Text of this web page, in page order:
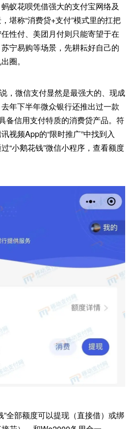
蚁花呗凭借强大的支付宝网络及
堪称“消费贷+支付”模式里的扛把
性付、美团月付则只能寄望于在
宁易购等场景，先耕耘好自己的
圈。
，微信支付显然是最强大的、现成
年下半年微众银行还推出过一款
备信用支付特质的消费贷产品。符
视频App的“限时推广”中找到入
“小鹅花钱”微信小程序，查看额度
”全部额度可以提现（直接借）或绑